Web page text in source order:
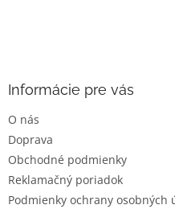
Informácie pre vás
O nás
Doprava
Obchodné podmienky
Reklamačný poriadok
Podmienky ochrany osobných